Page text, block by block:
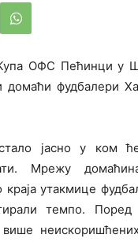
ОФС Пећинци у
домаћи фудбалери
јасно у ком
Мрежу
краја утакмице
темпо. Поред
више